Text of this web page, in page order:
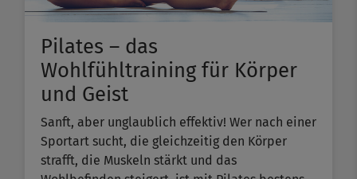
Pilates – das
Wohlfühltraining für Körper
und Geist
Sanft, aber unglaublich effektiv! Wer nach einer
Sportart sucht, die gleichzeitig den Körper
strafft, die Muskeln stärkt und das